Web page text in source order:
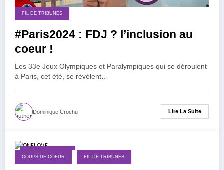
FIL DE TRIBUNES
#Paris2024 : FDJ ? l’inclusion au
coeur !
Les 33e Jeux Olympiques et Paralympiques qui se déroulent
à Paris, cet été, se révèlent…
Dominique Crochu Lire La Suite
3 décembre 2022
COUPS DE COEUR FIL DE TRIBUNES